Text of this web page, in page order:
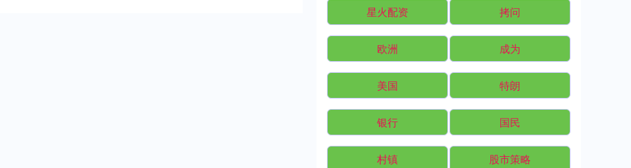
星火配资 拷问
欧洲 成为
美国 特朗
银行 国民
村镇 股市策略